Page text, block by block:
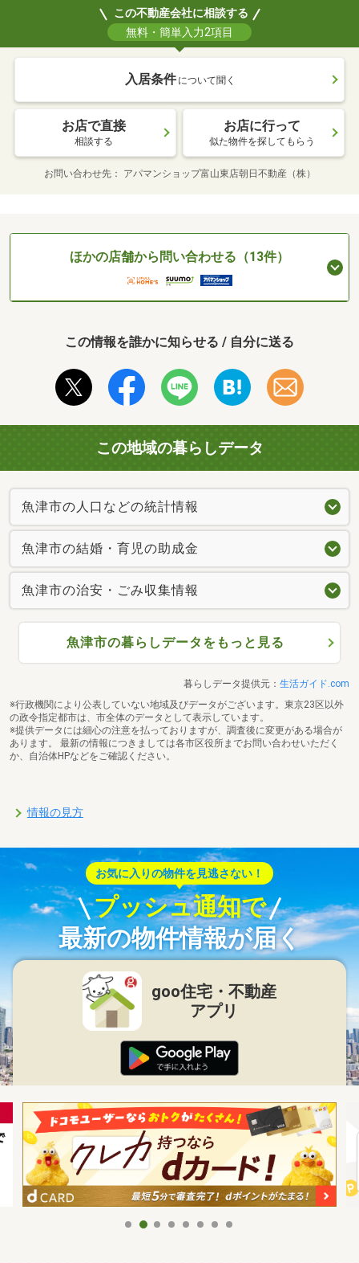
この不動産会社に相談する
無料・簡単入力2項目
入居条件 について聞く
お店で直接
相談する
お店に行って
似た物件を探してもらう
お問い合わせ先 アパマンショップ富山東店朝日不動産（株）
ほかの店舗から問い合わせる（13件）
この情報を誰かに知らせる / 自分に送る
この地域の暮らしデータ
魚津市の人口などの統計情報
魚津市の結婚・育児の助成金
魚津市の治安・ごみ収集情報
魚津市の暮らしデータをもっと見る
暮らしデータ提供元： 生活ガイド.com
※行政機関により公表していない地域及びデータがございます。東京23区以外
の政令指定都市は、市全体のデータとして表示しています。
※提供データには細心の注意を払っておりますが、調査後に変更がある場合が
あります。 最新の情報につきましては各市区役所までお問い合わせいただく
か、自治体HPなどをご確認ください。
情報の見方
お気に入りの物件を見逃さない！
プッシュ通知で
最新の物件情報が届く
goo住宅・不動産
アプリ